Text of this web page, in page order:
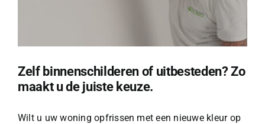
Zelf binnenschilderen of uitbesteden? Zo
maakt u de juiste keuze.
Wilt u uw woning opfrissen met een nieuwe kleur op